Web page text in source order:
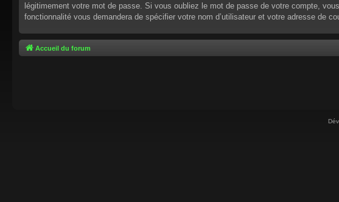
légitimement votre mot de passe. Si vous oubliez le mot de passe de votre compte,
fonctionnalité vous demandera de spécifier votre nom d’utilisateur et votre adresse de
Accueil du forum